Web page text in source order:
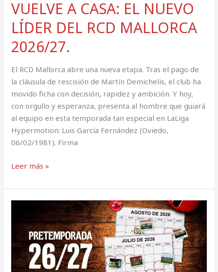
VUELVE A CASA: EL NUEVO
LÍDER DEL RCD MALLORCA
2026/27.
El RCD Mallorca abre una nueva etapa. Tras el pago de
la cláusula de rescisión de Martín Demichelis, el club ha
movido ficha con decisión, rapidez y ambición. Y hoy,
con orgullo y esperanza, presenta al hombre que guiará
al equipo en esta temporada tan especial en LaLiga
Hypermotion: Luis García Fernández (Oviedo,
06/02/1981). Firma
Leer más »
FANÀTICS
MAYVAN
aqui